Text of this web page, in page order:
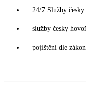
24/7 Služby
služby česky
pojištění dle